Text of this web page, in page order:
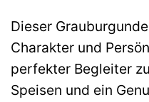
Dieser
Charakter und
perfekter Begleiter
Speisen und ein